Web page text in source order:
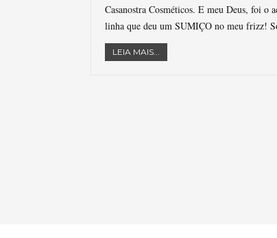
Casanostra Cosméticos. E meu Deus, foi
linha que deu um SUMIÇO no meu frizz!
LEIA MAIS...